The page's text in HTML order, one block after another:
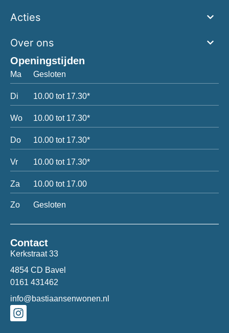
Acties
Over ons
Openingstijden
Ma Gesloten
Di 10.00 tot 17.30*
Wo 10.00 tot 17.30*
Do 10.00 tot 17.30*
Vr 10.00 tot 17.30*
Za 10.00 tot 17.00
Zo Gesloten
Contact
Kerkstraat 33
4854 CD Bavel
0161 431462
info@bastiaansenwonen.nl